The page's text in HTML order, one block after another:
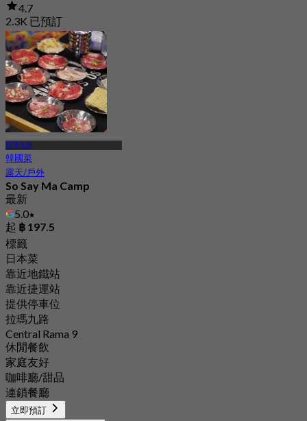
4.7
2.3K 已預訂
起฿ 189
拉瑪九路
韓國菜
露天/戶外
So Say Ma Camp
最新
5.0
起 ฿ 197.5
標籤
日本菜
靠近地鐵站
靠近捷運站
提供停車位
拉瑪九路
Central Rama 9
休閒餐飲
家庭友好
咖啡廳/甜品
連鎖餐廳
立即預訂